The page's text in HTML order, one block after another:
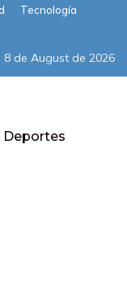
Tecnología
8 de August de 2026
Deportes